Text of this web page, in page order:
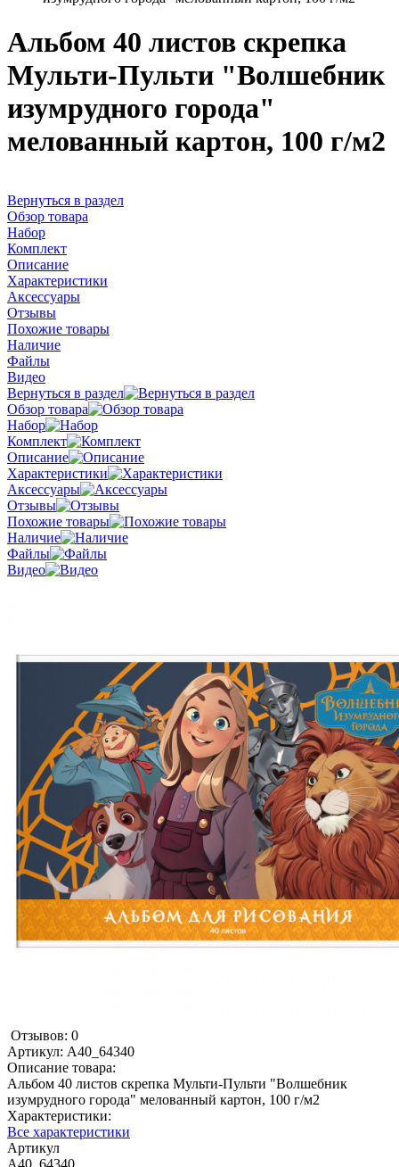
Альбом 40 листов скрепка
Мульти-Пульти "Волшебник
изумрудного города"
мелованный картон, 100 г/м2
Вернуться в раздел
Обзор товара
Набор
Комплект
Описание
Характеристики
Аксессуары
Отзывы
Похожие товары
Наличие
Файлы
Видео
Вернуться в раздел
Обзор товара
Набор
Комплект
Описание
Характеристики
Аксессуары
Отзывы
Похожие товары
Наличие
Файлы
Видео
Отзывов: 0
Артикул: А40_64340
Описание товара:
Альбом 40 листов скрепка Мульти-Пульти "Волшебник
изумрудного города" мелованный картон, 100 г/м2
Характеристики:
Все характеристики
Артикул